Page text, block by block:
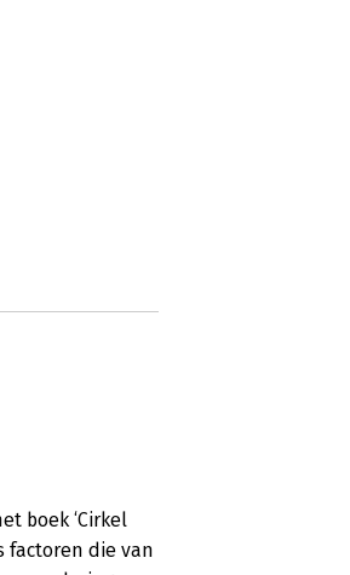
boek ‘Cirkel
factoren die van